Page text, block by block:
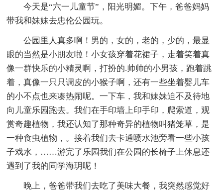
今天是“六一儿童节”，阳光明媚。下午，爸爸妈妈
带我和妹妹去忠伦公园玩。
公园里人真多啊！男的，女的，老的，少的，最显
眼的当然是小朋友啦！小女孩穿着花裙子，走着笑着真
像一群快乐的小精灵啊，打扮的.帅帅的小男孩，跑着跳
着，真像一只只调皮的小猴子啊，还有一些坐着婴儿车
的小不点也来凑热闹呢。一下车，我和妹妹迫不及待地
向儿童乐园跑去。我们在手印墙上印手印，爬索道，观
赏奇趣植物，我还认知了那种奇异的植物叫猪笼草，是
一种食虫植物，。接着我们去卡通喷水池旁看一些小孩
子戏水，……游完了乐园我们在公园的长椅子上休息还
遇到了我的同学海玥呢！
晚上，爸爸带我们去吃了美味大餐，我突然感觉好